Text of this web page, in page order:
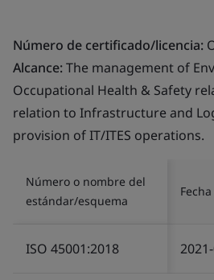
Número de certificado/licencia:
Alcance:The management of
Occupational Health & Safety
relation to Infrastructure and
provision of IT/ITES operations.
Número o nombre del
estándar/esquema
ISO 45001:2018